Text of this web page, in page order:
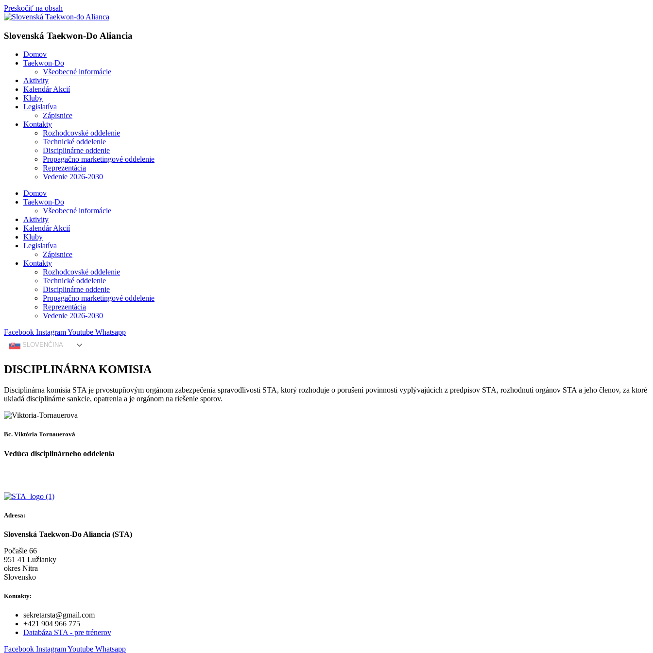
Preskočiť na obsah
Slovenská Taekwon-Do Aliancia
Domov
Taekwon-Do
Všeobecné informácie
Aktivity
Kalendár Akcií
Kluby
Legislatíva
Zápisnice
Kontakty
Rozhodcovské oddelenie
Technické oddelenie
Disciplinárne oddenie
Propagačno marketingové oddelenie
Reprezentácia
Vedenie 2026-2030
Domov
Taekwon-Do
Všeobecné informácie
Aktivity
Kalendár Akcií
Kluby
Legislatíva
Zápisnice
Kontakty
Rozhodcovské oddelenie
Technické oddelenie
Disciplinárne oddenie
Propagačno marketingové oddelenie
Reprezentácia
Vedenie 2026-2030
Facebook InstagramYoutube Whatsapp
SLOVENČINA
DISCIPLINÁRNA KOMISIA
Disciplinárna komisia STA je prvostupňovým orgánom zabezpečenia spravodlivosti STA, ktorý rozhoduje o porušení povinnosti vyplývajúcich z predpisov STA, rozhodnutí orgánov STA a jeho členov, za ktoré
ukladá disciplinárne sankcie, opatrenia a je orgánom na riešenie sporov.
Bc. Viktória Tornauerová
Vedúca disciplinárneho oddelenia
Adresa:
Slovenská Taekwon-Do Aliancia (STA)
Počašie 66
951 41 Lužianky
okres Nitra
Slovensko
Kontakty:
sekretarsta@gmail.com
+421 904 966 775
Databáza STA - pre trénerov
Facebook InstagramYoutube Whatsapp